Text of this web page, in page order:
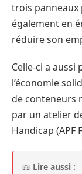
trois
également en
réduire son
Celle-ci a
l’économie
de conteneurs
par un atelier
Handicap (APF
📖 Lire aussi :